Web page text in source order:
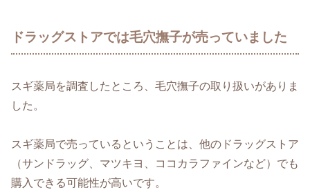
ドラッグストアでは毛穴撫子が売っていました
スギ薬局を調査したところ、毛穴撫子の取り扱いがありま
した。
スギ薬局で売っているということは、他のドラッグストア
（サンドラッグ、マツキヨ、ココカラファインなど）でも
購入できる可能性が高いです。